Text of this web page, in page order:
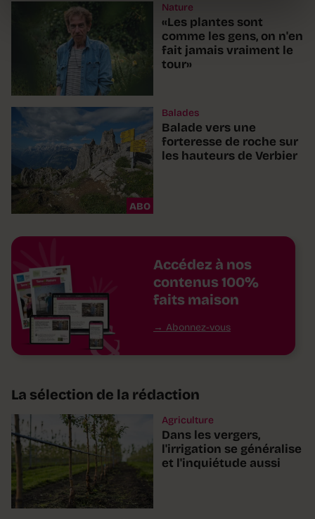
Nature
«Les plantes sont
comme les gens, on n'en
fait jamais vraiment le
tour»
ABO
Balades
Balade vers une
forteresse de roche sur
les hauteurs de Verbier
Accédez à nos
contenus 100%
faits maison
Abonnez-vous
La sélection de la rédaction
Agriculture
Dans les vergers,
l'irrigation se généralise
et l'inquiétude aussi